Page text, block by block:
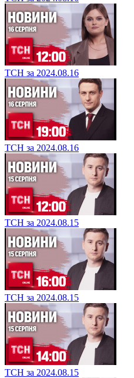
ТСН за 2024.08.16
ТСН за 2024.08.16
ТСН за 2024.08.15
ТСН за 2024.08.15
ТСН за 2024.08.15